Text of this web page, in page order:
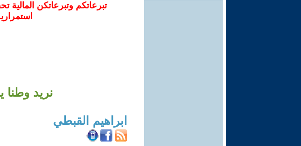
تبرعاتكم وتبرعاتكن
نريد وطنا
ابراهيم القبطي